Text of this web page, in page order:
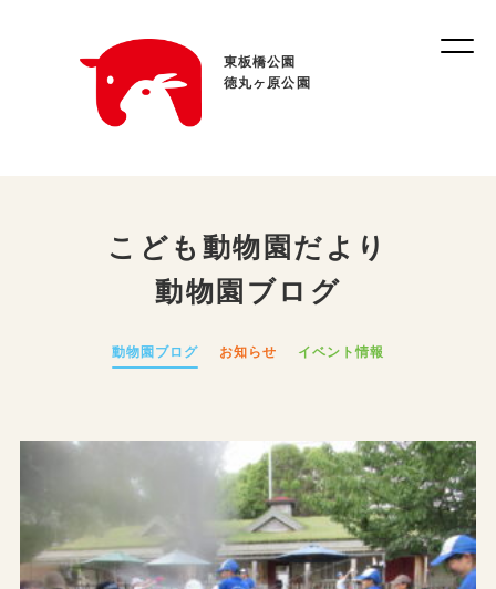
東板橋公園
徳丸ヶ原公園
こども動物園だより
動物園ブログ
動物園ブログ お知らせ イベント情報